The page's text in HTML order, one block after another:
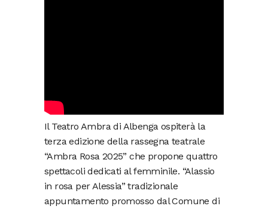
Il Teatro Ambra di Albenga ospiterà la
terza edizione della rassegna teatrale
“Ambra Rosa 2025” che propone quattro
spettacoli dedicati al femminile. “Alassio
in rosa per Alessia” tradizionale
appuntamento promosso dal Comune di